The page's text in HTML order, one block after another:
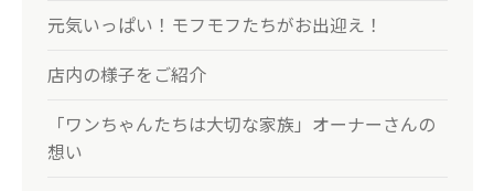
元気いっぱい！モフモフたちがお出迎え！
店内の様子をご紹介
「ワンちゃんたちは大切な家族」オーナーさんの
想い